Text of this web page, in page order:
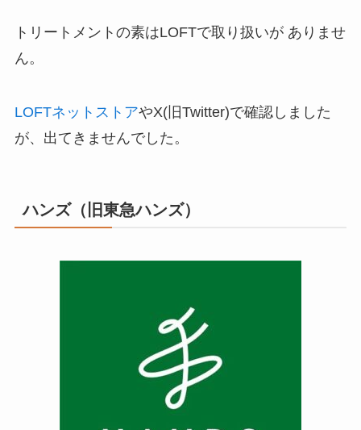
トリートメントの素はLOFTで取り扱いが ありませ
ん。
LOFTネットストアやX(旧Twitter)で確認しました
が、出てきませんでした。
ハンズ（旧東急ハンズ）